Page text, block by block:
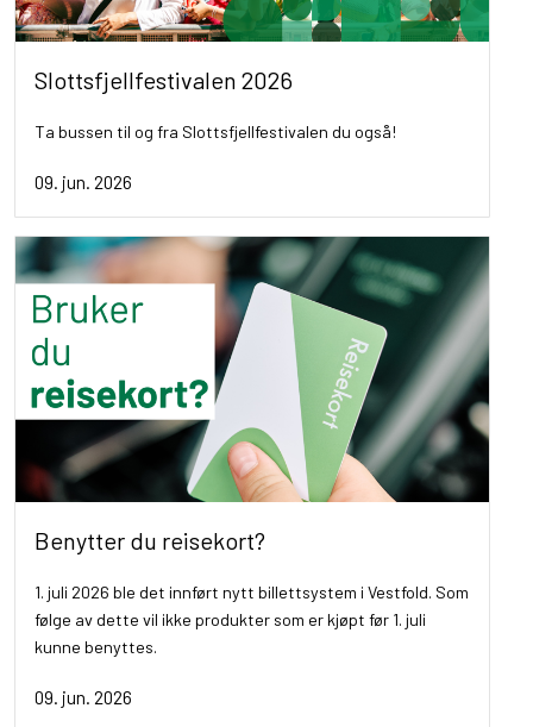
Slottsfjellfestivalen 2026
Ta bussen til og fra Slottsfjellfestivalen du også!
09. jun. 2026
Benytter du reisekort?
1. juli 2026 ble det innført nytt billettsystem i Vestfold. Som
følge av dette vil ikke produkter som er kjøpt før 1. juli
kunne benyttes.
09. jun. 2026